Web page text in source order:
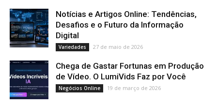
Notícias e Artigos Online: Tendências,
Desafios e o Futuro da Informação
Digital
Variedades 27 de maio de 2026
Chega de Gastar Fortunas em Produção
de Vídeo. O LumiVids Faz por Você
Negócios Online 19 de março de 2026